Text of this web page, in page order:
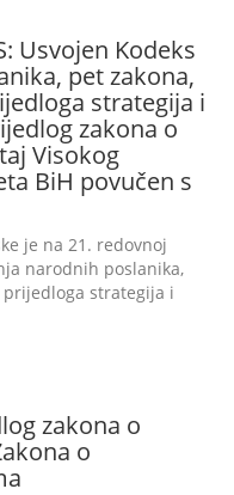
Usvojen Kodeks
pet zakona,
strategija i
zakona o
Visokog
BiH povučen s
je na 21. redovnoj
narodnih poslanika,
strategija i
zakona o
o